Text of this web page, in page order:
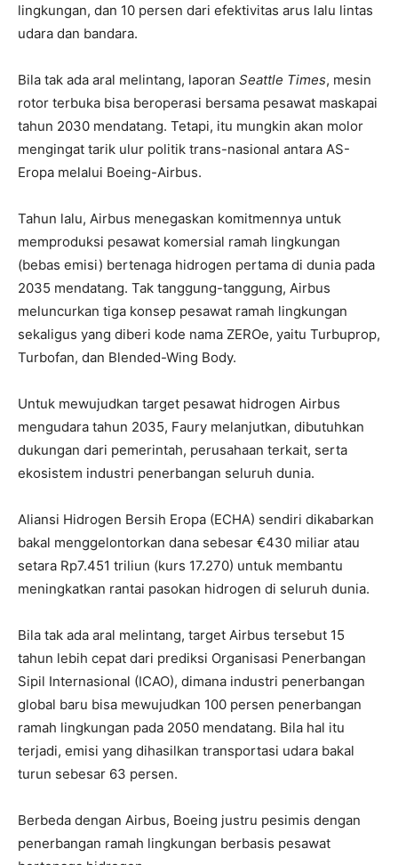
lingkungan, dan 10 persen dari efektivitas arus lalu lintas
udara dan bandara.
Bila tak ada aral melintang, laporan Seattle Times, mesin
rotor terbuka bisa beroperasi bersama pesawat maskapai
tahun 2030 mendatang. Tetapi, itu mungkin akan molor
mengingat tarik ulur politik trans-nasional antara AS-
Eropa melalui Boeing-Airbus.
Tahun lalu, Airbus menegaskan komitmennya untuk
memproduksi pesawat komersial ramah lingkungan
(bebas emisi) bertenaga hidrogen pertama di dunia pada
2035 mendatang. Tak tanggung-tanggung, Airbus
meluncurkan tiga konsep pesawat ramah lingkungan
sekaligus yang diberi kode nama ZEROe, yaitu Turbuprop,
Turbofan, dan Blended-Wing Body.
Untuk mewujudkan target pesawat hidrogen Airbus
mengudara tahun 2035, Faury melanjutkan, dibutuhkan
dukungan dari pemerintah, perusahaan terkait, serta
ekosistem industri penerbangan seluruh dunia.
Aliansi Hidrogen Bersih Eropa (ECHA) sendiri dikabarkan
bakal menggelontorkan dana sebesar €430 miliar atau
setara Rp7.451 triliun (kurs 17.270) untuk membantu
meningkatkan rantai pasokan hidrogen di seluruh dunia.
Bila tak ada aral melintang, target Airbus tersebut 15
tahun lebih cepat dari prediksi Organisasi Penerbangan
Sipil Internasional (ICAO), dimana industri penerbangan
global baru bisa mewujudkan 100 persen penerbangan
ramah lingkungan pada 2050 mendatang. Bila hal itu
terjadi, emisi yang dihasilkan transportasi udara bakal
turun sebesar 63 persen.
Berbeda dengan Airbus, Boeing justru pesimis dengan
penerbangan ramah lingkungan berbasis pesawat